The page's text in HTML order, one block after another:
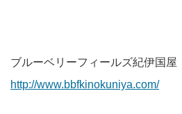
ブルーベリーフィールズ紀伊国屋
http://www.bbfkinokuniya.com/